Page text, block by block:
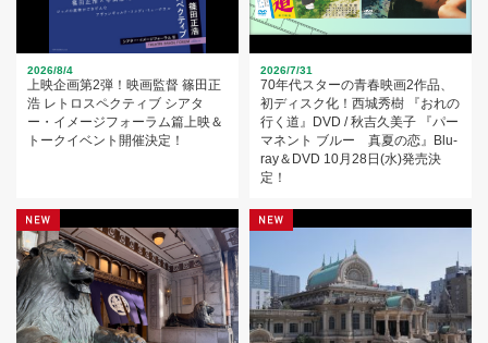
2026/8/4
上映企画第2弾！映画監督 篠田正
浩 レトロスペクティブ シアタ
ー・イメージフォーラム篇上映＆
トークイベント開催決定！
2026/7/31
70年代スターの青春映画2作品、
初ディスク化！西城秀樹 『おれの
行く道』DVD / 秋吉久美子 『パー
マネント ブルー 真夏の恋』Blu-
ray＆DVD 10月28日(水)発売決
定！